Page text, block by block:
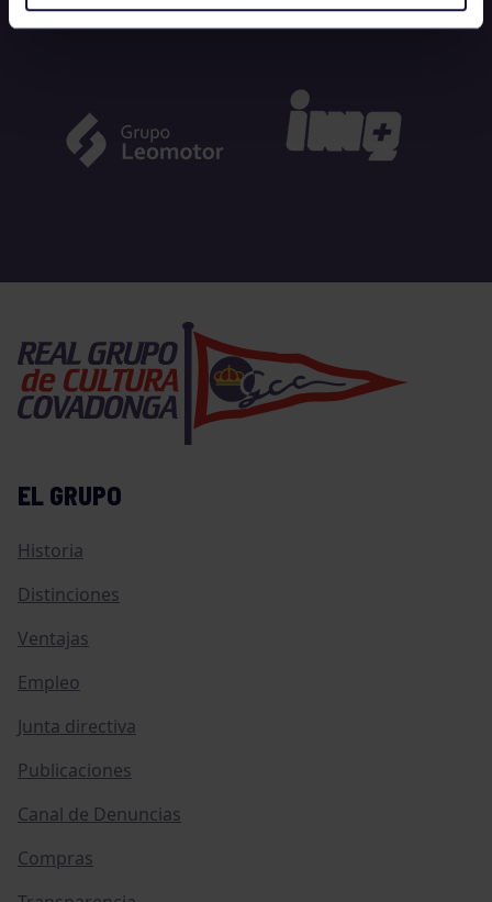
EL GRUPO
Historia
Distinciones
Ventajas
Empleo
Junta directiva
Publicaciones
Canal de Denuncias
Compras